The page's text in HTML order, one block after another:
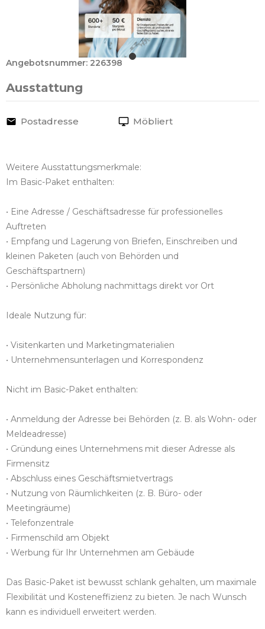
Angebotsnummer: 226398
Ausstattung
Postadresse Möbliert
Weitere Ausstattungsmerkmale:
Im Basic-Paket enthalten:
• Eine Adresse / Geschäftsadresse für professionelles
Auftreten
• Empfang und Lagerung von Briefen, Einschreiben und
kleinen Paketen (auch von Behörden und
Geschäftspartnern)
• Persönliche Abholung nachmittags direkt vor Ort
Ideale Nutzung für:
• Visitenkarten und Marketingmaterialien
• Unternehmensunterlagen und Korrespondenz
Nicht im Basic-Paket enthalten:
• Anmeldung der Adresse bei Behörden (z. B. als Wohn- oder
Meldeadresse)
• Gründung eines Unternehmens mit dieser Adresse als
Firmensitz
• Abschluss eines Geschäftsmietvertrags
• Nutzung von Räumlichkeiten (z. B. Büro- oder
Meetingräume)
• Telefonzentrale
• Firmenschild am Objekt
• Werbung für Ihr Unternehmen am Gebäude
Das Basic-Paket ist bewusst schlank gehalten, um maximale
Flexibilität und Kosteneffizienz zu bieten. Je nach Wunsch
kann es individuell erweitert werden.